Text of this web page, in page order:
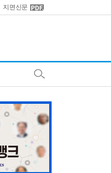
지면신문